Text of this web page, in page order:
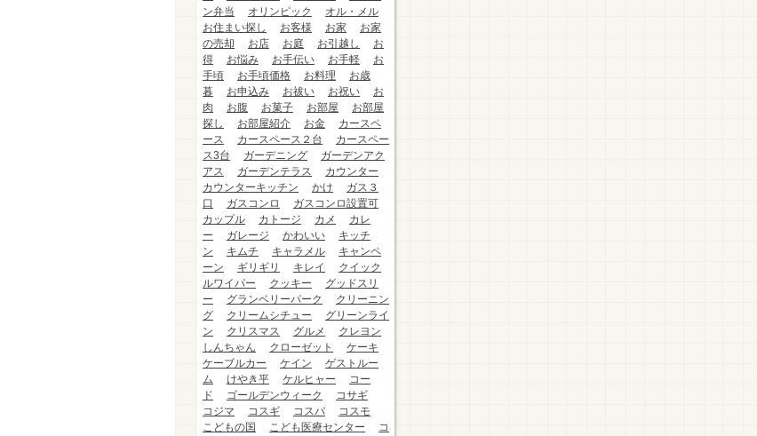
ン弁当
オリンピック
オル・メル
お住まい探し
お客様 お家
お家
の売却
お店 お庭 お引越し
お
得
お悩み お手伝い お手軽
お
手頃
お手頃価格 お料理
お歳
暮
お申込み お祓い お祝い
お
肉
お腹 お菓子 お部屋
お部屋
探し
お部屋紹介 お金
カースペ
ース
カースペース２台
カースペー
ス3台
ガーデニング
ガーデンアク
アス
ガーデンテラス
カウンター
カウンターキッチン
かけ
ガス３
口
ガスコンロ
ガスコンロ設置可
カップル
カトージ カメ
カレ
ー
ガレージ かわいい
キッチ
ン
キムチ キャラメル
キャンペ
ーン
ギリギリ キレイ
クイック
ルワイパー
クッキー
グッドスリ
ー
グランベリーパーク
クリーニン
グ
クリームシチュー
グリーンライ
ン
クリスマス グルメ
クレヨン
しんちゃん
クローゼット
ケーキ
ケーブルカー
ケイン
ゲストルー
ム
けやき平 ケルヒャー
コー
ド
ゴールデンウィーク
コサギ
コジマ
コスギ コスパ
コスモ
こどもの国
こども医療センター
コ